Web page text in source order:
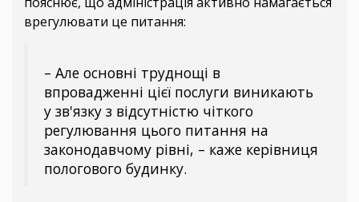
врегулювати це питання:
– Але основні труднощі в
впровадженні цієї послуги виникають
у зв'язку з відсутністю чіткого
регулювання цього питання на
законодавчому рівні, – каже керівниця
пологового будинку.